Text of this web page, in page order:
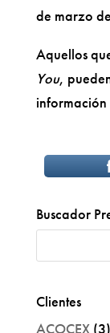
de marzo
Aquellos
You,
información
Buscador
Clientes
ACOCEX(3)